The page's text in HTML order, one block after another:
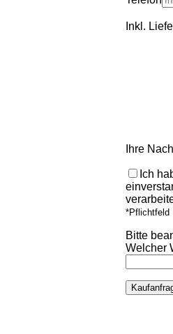
Inkl.
Ihre
Ich
*Pflichtfeld
Bitte
Welcher